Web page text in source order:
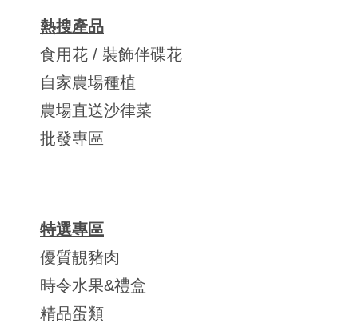
熱搜產品
食用花 / 裝飾伴碟花
自家農場種植
農場直送沙律菜
批發專區
特選專區
優質靚豬肉
時令水果&禮盒
精品蛋類